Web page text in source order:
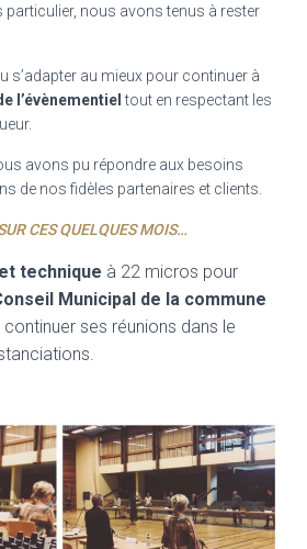
particulier, nous avons tenus à rester
s’adapter au mieux pour continuer à
l’évènementiel tout en respectant les
avons pu répondre aux besoins
de nos fidèles partenaires et clients.
CES QUELQUES MOIS…
technique à 22 micros pour
Municipal de la commune
continuer ses réunions dans le